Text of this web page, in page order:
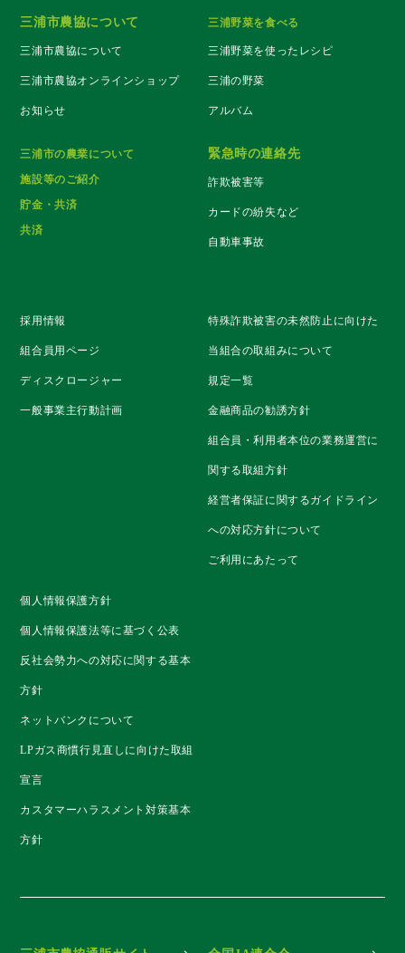
三浦市農協について
三浦市農協について
三浦市農協オンラインショップ
お知らせ
三浦野菜を食べる
三浦野菜を使ったレシピ
三浦の野菜
アルバム
三浦市の農業について
施設等のご紹介
貯金・共済
共済
緊急時の連絡先
詐欺被害等
カードの紛失など
自動車事故
採用情報
組合員用ページ
ディスクロージャー
一般事業主行動計画
特殊詐欺被害の未然防止に向けた
当組合の取組みについて
規定一覧
金融商品の勧誘方針
組合員・利用者本位の業務運営に
関する取組方針
経営者保証に関するガイドライン
への対応方針について
ご利用にあたって
個人情報保護方針
個人情報保護法等に基づく公表
反社会勢力への対応に関する基本
方針
ネットバンクについて
LPガス商慣行見直しに向けた取組
宣言
カスタマーハラスメント対策基本
方針